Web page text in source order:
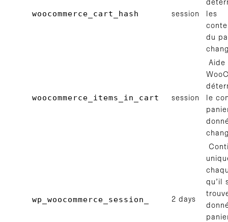
woocommerce_cart_hash session
les
du
woocommerce_items_in_cart session
Aide
le
wp_woocommerce_session_ 2 days
qu’il